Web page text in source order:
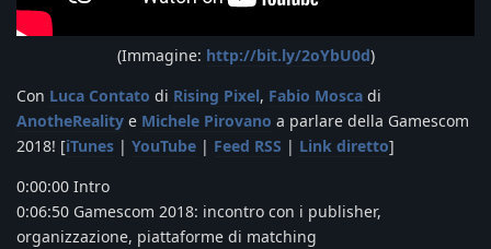
(Immagine: http://bit.ly/2oYbU0d)
Con Luca Contato di Rising Pixel, Fabio Mosca di
AnotheReality e Michele Pirovano a parlare della Gamescom
2018! [iTunes | YouTube | Feed RSS | Link diretto]
0:00:00 Intro
0:06:50 Gamescom 2018: incontro con i publisher,
organizzazione, piattaforme di matching